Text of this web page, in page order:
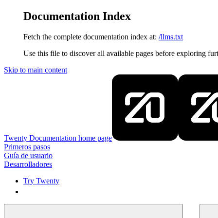
Documentation Index
Fetch the complete documentation index at: /llms.txt
Use this file to discover all available pages before exploring
Skip to main content
Twenty Documentation home page
Primeros pasos
Guía de usuario
Desarrolladores
Try Twenty